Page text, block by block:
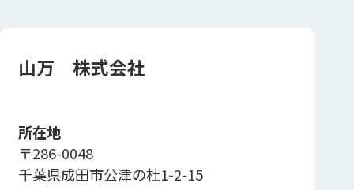
山万 株式会社
所在地
〒286-0048
千葉県成田市公津の杜1-2-15